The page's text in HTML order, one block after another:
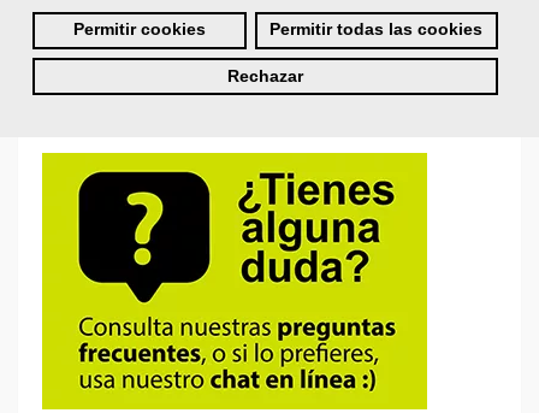
Permitir cookies Permitir todas las cookies
Rechazar
¿No recuerdas tu nombre de usuario o contraseña?